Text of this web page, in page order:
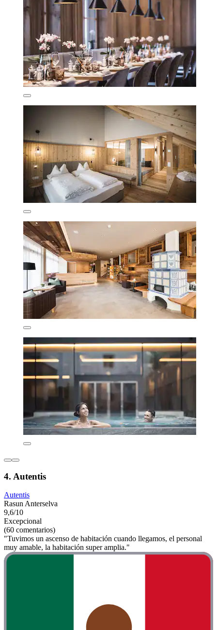
4. Autentis
Autentis
Rasun Anterselva
9,6/10
Excepcional
(60 comentarios)
"Tuvimos un ascenso de habitación cuando llegamos, el personal
muy amable, la habitación super amplia."